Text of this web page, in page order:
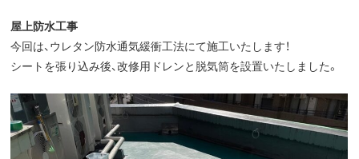
屋上防水工事
今回は、ウレタン防水通気緩衝工法にて施工いたします！
シートを張り込み後、改修用ドレンと脱気筒を設置いたしました。